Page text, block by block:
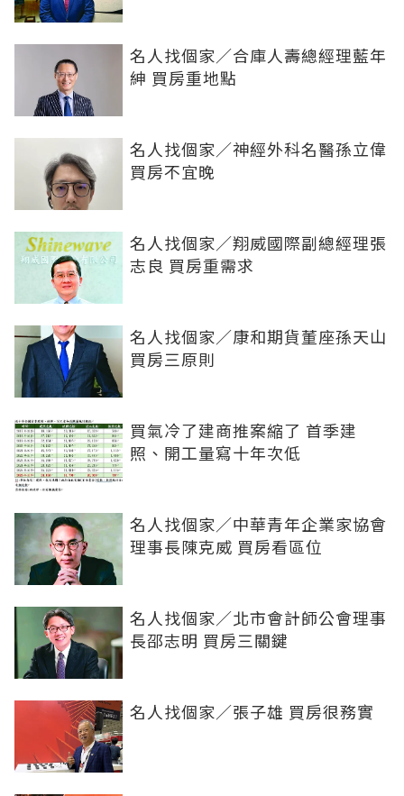
名人找個家／合庫人壽總經理藍年
紳 買房重地點
名人找個家／神經外科名醫孫立偉
買房不宜晚
名人找個家／翔威國際副總經理張
志良 買房重需求
名人找個家／康和期貨董座孫天山
買房三原則
買氣冷了建商推案縮了 首季建
照、開工量寫十年次低
名人找個家／中華青年企業家協會
理事長陳克威 買房看區位
名人找個家／北市會計師公會理事
長邵志明 買房三關鍵
名人找個家／張子雄 買房很務實